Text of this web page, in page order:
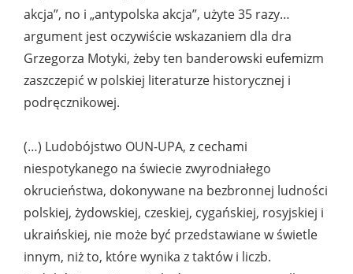
akcja”, no i „antypolska akcja”, użyte 35 razy…
argument jest oczywiście wskazaniem dla dra
Grzegorza Motyki, żeby ten banderowski eufemizm
zaszczepić w polskiej literaturze historycznej i
podręcznikowej.
(…) Ludobójstwo OUN-UPA, z cechami
niespotykanego na świecie zwyrodniałego
okrucieństwa, dokonywane na bezbronnej ludności
polskiej, żydowskiej, czeskiej, cygańskiej, rosyjskiej i
ukraińskiej, nie może być przedstawiane w świetle
innym, niż to, które wynika z taktów i liczb.